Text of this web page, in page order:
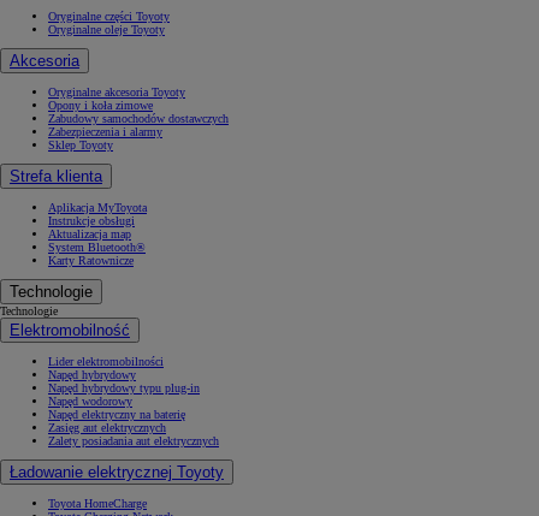
Oryginalne części Toyoty
Oryginalne oleje Toyoty
Akcesoria
Oryginalne akcesoria Toyoty
Opony i koła zimowe
Zabudowy samochodów dostawczych
Zabezpieczenia i alarmy
Sklep Toyoty
Strefa klienta
Aplikacja MyToyota
Instrukcje obsługi
Aktualizacja map
System Bluetooth®
Karty Ratownicze
Technologie
Technologie
Elektromobilność
Lider elektromobilności
Napęd hybrydowy
Napęd hybrydowy typu plug-in
Napęd wodorowy
Napęd elektryczny na baterię
Zasięg aut elektrycznych
Zalety posiadania aut elektrycznych
Ładowanie elektrycznej Toyoty
Toyota HomeCharge